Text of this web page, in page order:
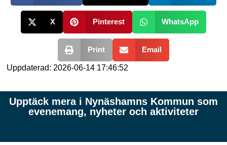
X Pinterest WhatsApp
Print Email
Uppdaterad: 2026-06-14 17:46:52
Upptäck mera i Nynäshamns Kommun som
evenemang, nyheter och aktiviteter